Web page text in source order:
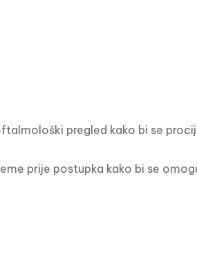
pregled kako bi se
prije postupka kako bi se